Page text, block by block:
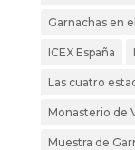
Garnachas en
ICEX España
Las cuatro
Monasterio de
Muestra de